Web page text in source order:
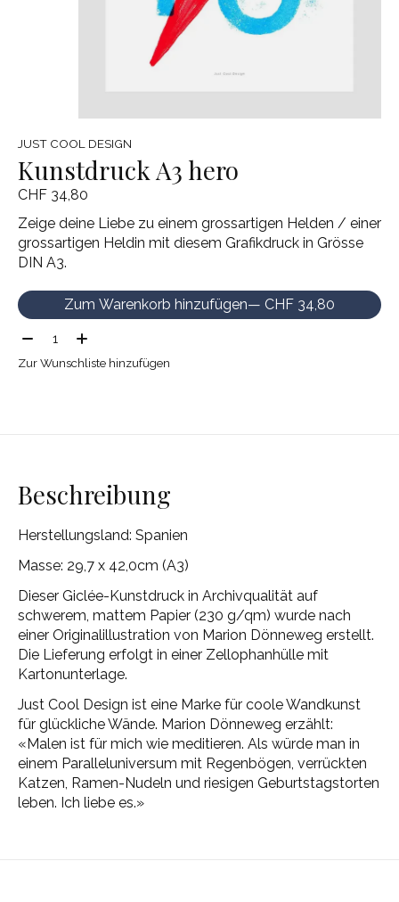
JUST COOL DESIGN
Kunstdruck A3 hero
CHF 34,80
Zeige deine Liebe zu einem grossartigen Helden / einer
grossartigen Heldin mit diesem Grafikdruck in Grösse
DIN A3.
Zum Warenkorb hinzufügen
— CHF 34,80
Menge:
Zur Wunschliste hinzufügen
Beschreibung
Herstellungsland: Spanien
Masse: 29,7 x 42,0cm (A3)
Dieser Giclée-Kunstdruck in Archivqualität auf
schwerem, mattem Papier (230 g/qm) wurde nach
einer Originalillustration von Marion Dönneweg erstellt.
Die Lieferung erfolgt in einer Zellophanhülle mit
Kartonunterlage.
Just Cool Design ist eine Marke für coole Wandkunst
für glückliche Wände. Marion Dönneweg erzählt:
«Malen ist für mich wie meditieren. Als würde man in
einem Paralleluniversum mit Regenbögen, verrückten
Katzen, Ramen-Nudeln und riesigen Geburtstagstorten
leben. Ich liebe es.»